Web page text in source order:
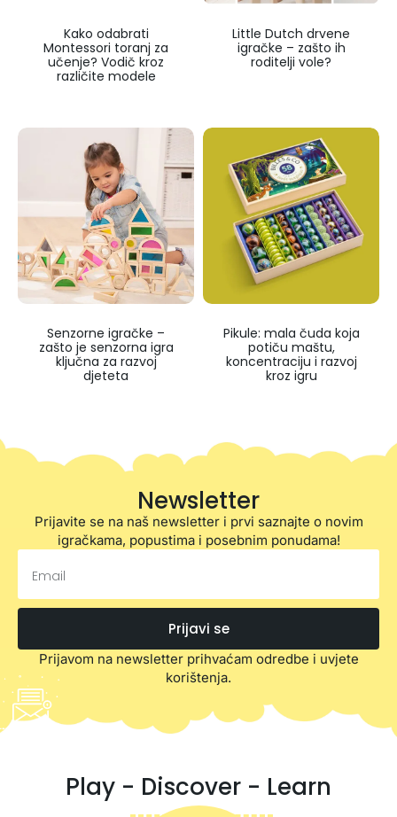
Kako odabrati
Montessori toranj za
učenje? Vodič kroz
različite modele
Little Dutch drvene
igračke – zašto ih
roditelji vole?
Senzorne igračke –
zašto je senzorna igra
ključna za razvoj
djeteta
Pikule: mala čuda koja
potiču maštu,
koncentraciju i razvoj
kroz igru
Newsletter
Prijavite se na naš newsletter i prvi saznajte o novim
igračkama, popustima i posebnim ponudama!
Prijavi se
Prijavom na newsletter prihvaćam odredbe i uvjete
korištenja.
Play - Discover - Learn